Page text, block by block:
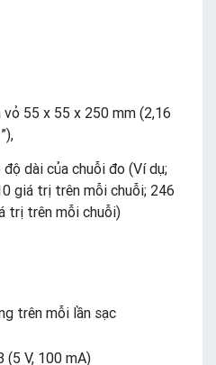
55 x 55 x 250 mm (2,16
dài của chuỗi đo (Ví dụ;
giá trị trên mỗi chuỗi; 246
trị trên mỗi chuỗi)
trên mỗi lần sạc
(5 V, 100 mA)